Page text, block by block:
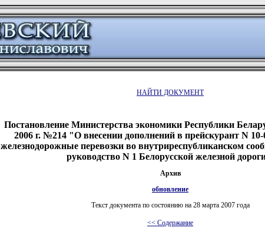
НАЙТИ ДОКУМЕНТ
Постановление Министерства экономики Республики
2006 г. №214 "О внесении дополнений в прейскурант N 10-
железнодорожные перевозки во внутриреспубликанском
руководство N 1 Белорусской железной
Архив
обновление
Текст документа по состоянию на 28 марта 2007 года
<< Содержание